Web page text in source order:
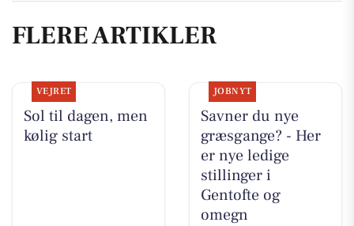
FLERE ARTIKLER
VEJRET
Sol til dagen, men
kølig start
JOBNYT
Savner du nye
græsgange? - Her
er nye ledige
stillinger i
Gentofte og
omegn